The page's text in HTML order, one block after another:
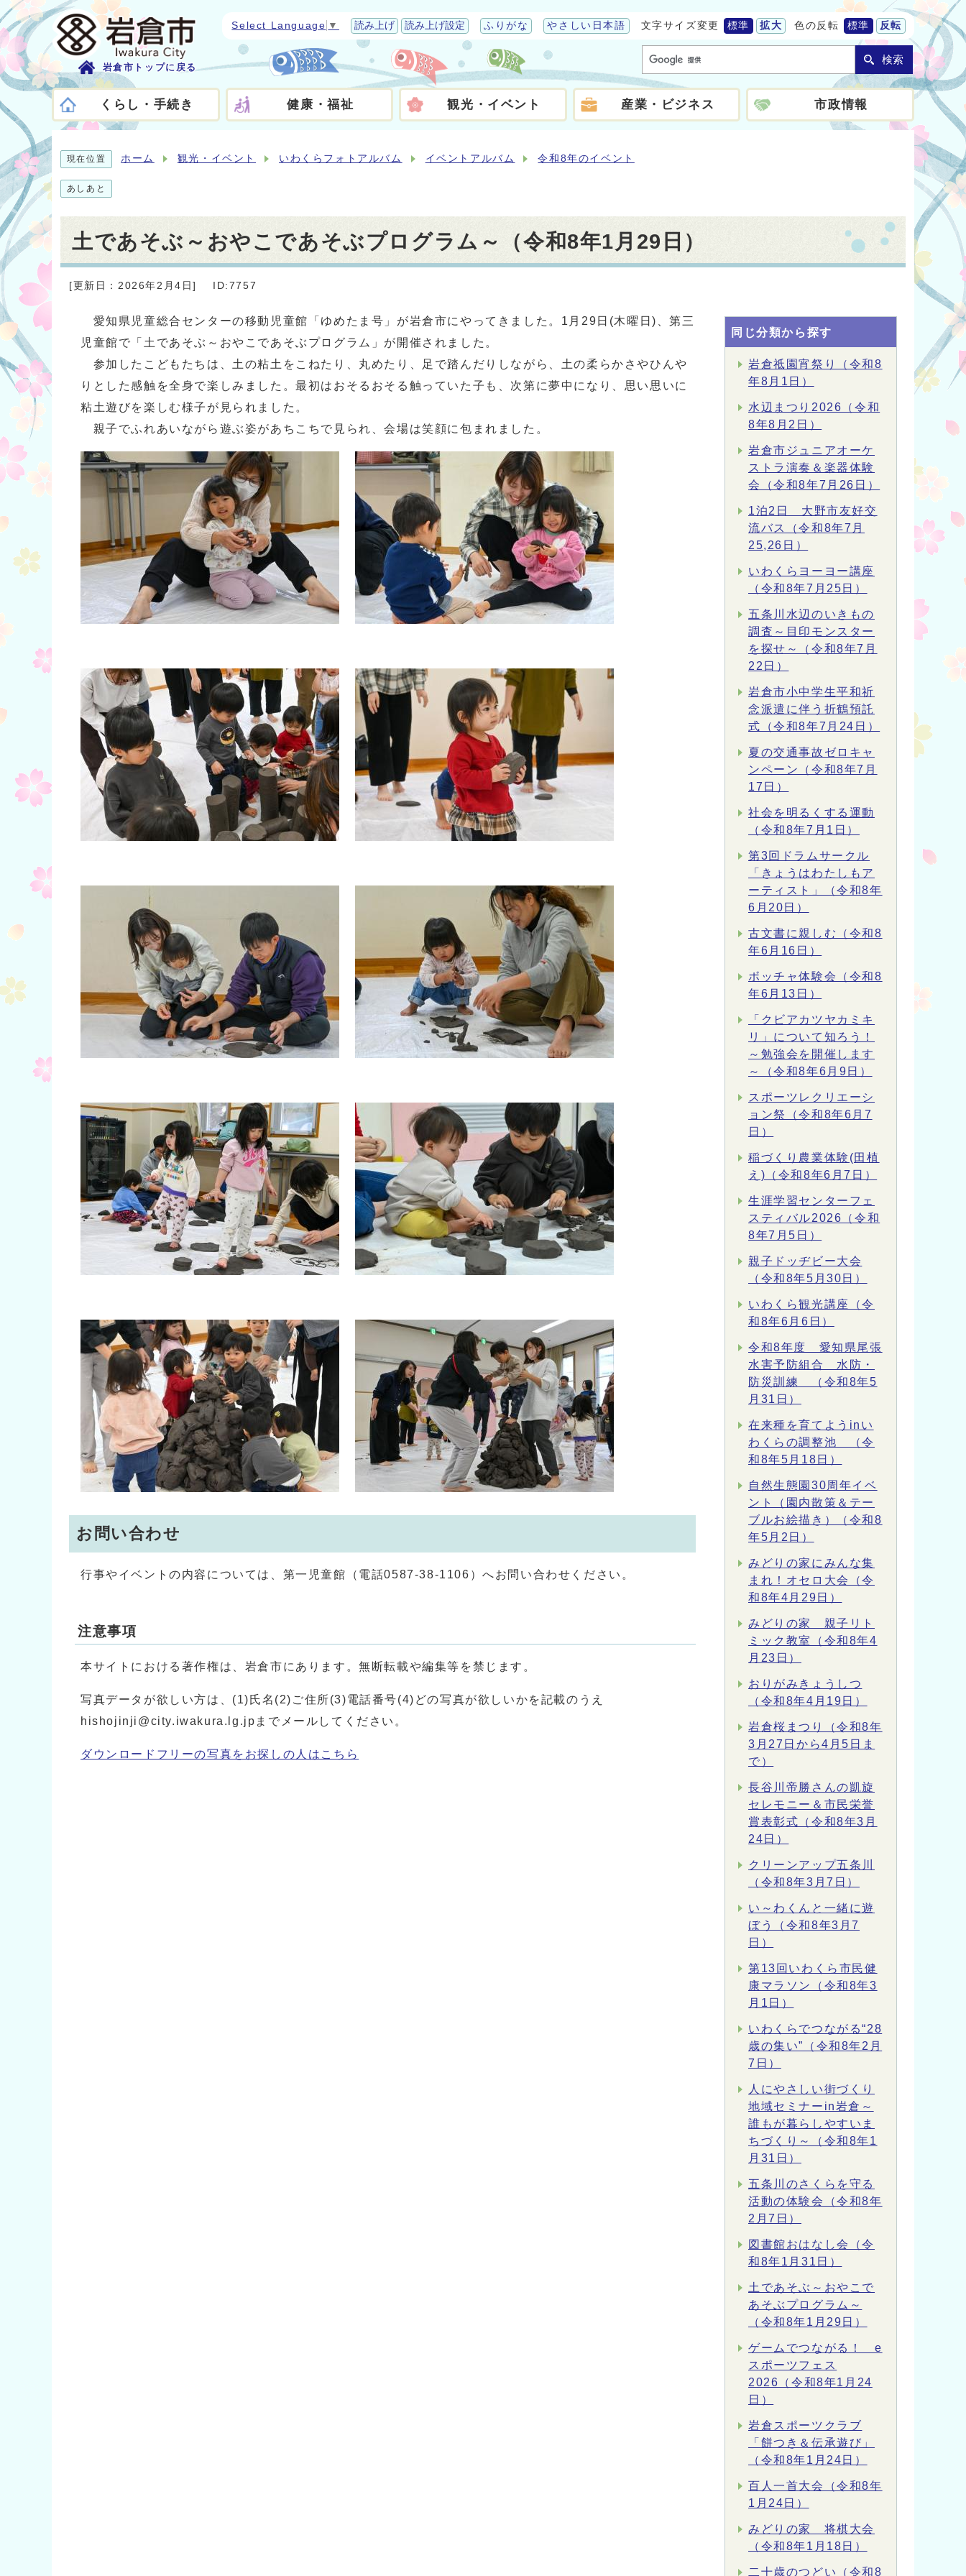
岩倉市トップに戻る
Select Language ▼ 読み上げ 読み上げ設定 ふりがな やさしい日本語 文字サイズ変更 標準 拡大 色の反転 標準 反転
検索
くらし・手続き 健康・福祉 観光・イベント 産業・ビジネス 市政情報
現在位置 ホーム 観光・イベント いわくらフォトアルバム イベントアルバム 令和8年のイベント
あしあと
土であそぶ～おやこであそぶプログラム～（令和8年1月29日）
[更新日：2026年2月4日] ID:7757
愛知県児童総合センターの移動児童館「ゆめたま号」が岩倉市にやってきました。1月29日(木曜日)、第三
児童館で「土であそぶ～おやこであそぶプログラム」が開催されました。
参加したこどもたちは、土の粘土をこねたり、丸めたり、足で踏んだりしながら、土の柔らかさやひんや
りとした感触を全身で楽しみました。最初はおそるおそる触っていた子も、次第に夢中になり、思い思いに
粘土遊びを楽しむ様子が見られました。
親子でふれあいながら遊ぶ姿があちこちで見られ、会場は笑顔に包まれました。
お問い合わせ
行事やイベントの内容については、第一児童館（電話0587-38-1106）へお問い合わせください。
注意事項
本サイトにおける著作権は、岩倉市にあります。無断転載や編集等を禁じます。
写真データが欲しい方は、(1)氏名(2)ご住所(3)電話番号(4)どの写真が欲しいかを記載のうえ
hishojinji@city.iwakura.lg.jpまでメールしてください。
ダウンロードフリーの写真をお探しの人はこちら
同じ分類から探す
岩倉祗園宵祭り（令和8
年8月1日）
水辺まつり2026（令和
8年8月2日）
岩倉市ジュニアオーケ
ストラ演奏＆楽器体験
会（令和8年7月26日）
1泊2日 大野市友好交
流バス（令和8年7月
25,26日）
いわくらヨーヨー講座
（令和8年7月25日）
五条川水辺のいきもの
調査～目印モンスター
を探せ～（令和8年7月
22日）
岩倉市小中学生平和祈
念派遣に伴う折鶴預託
式（令和8年7月24日）
夏の交通事故ゼロキャ
ンペーン（令和8年7月
17日）
社会を明るくする運動
（令和8年7月1日）
第3回ドラムサークル
「きょうはわたしもア
ーティスト」（令和8年
6月20日）
古文書に親しむ（令和8
年6月16日）
ボッチャ体験会（令和8
年6月13日）
「クビアカツヤカミキ
リ」について知ろう！
～勉強会を開催します
～（令和8年6月9日）
スポーツレクリエーシ
ョン祭（令和8年6月7
日）
稲づくり農業体験(田植
え)（令和8年6月7日）
生涯学習センターフェ
スティバル2026（令和
8年7月5日）
親子ドッヂビー大会
（令和8年5月30日）
いわくら観光講座（令
和8年6月6日）
令和8年度 愛知県尾張
水害予防組合 水防・
防災訓練 （令和8年5
月31日）
在来種を育てようinい
わくらの調整池 （令
和8年5月18日）
自然生態園30周年イベ
ント（園内散策＆テー
ブルお絵描き）（令和8
年5月2日）
みどりの家にみんな集
まれ！オセロ大会（令
和8年4月29日）
みどりの家 親子リト
ミック教室（令和8年4
月23日）
おりがみきょうしつ
（令和8年4月19日）
岩倉桜まつり（令和8年
3月27日から4月5日ま
で）
長谷川帝勝さんの凱旋
セレモニー＆市民栄誉
賞表彰式（令和8年3月
24日）
クリーンアップ五条川
（令和8年3月7日）
い～わくんと一緒に遊
ぼう（令和8年3月7
日）
第13回いわくら市民健
康マラソン（令和8年3
月1日）
いわくらでつながる“28
歳の集い”（令和8年2月
7日）
人にやさしい街づくり
地域セミナーin岩倉～
誰もが暮らしやすいま
ちづくり～（令和8年1
月31日）
五条川のさくらを守る
活動の体験会（令和8年
2月7日）
図書館おはなし会（令
和8年1月31日）
土であそぶ～おやこで
あそぶプログラム～
（令和8年1月29日）
ゲームでつながる！ e
スポーツフェス
2026（令和8年1月24
日）
岩倉スポーツクラブ
「餅つき＆伝承遊び」
（令和8年1月24日）
百人一首大会（令和8年
1月24日）
みどりの家 将棋大会
（令和8年1月18日）
二十歳のつどい（令和8